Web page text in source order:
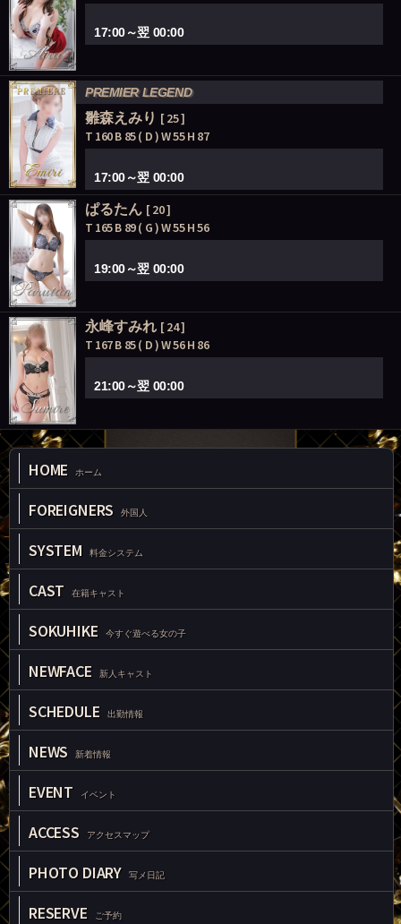
17:00～翌 00:00
PREMIER LEGEND
雛森えみり [ 25 ]
T 160 B 85 ( D ) W 55 H 87
17:00～翌 00:00
ぱるたん [ 20 ]
T 165 B 89 ( G ) W 55 H 56
19:00～翌 00:00
永峰すみれ [ 24 ]
T 167 B 85 ( D ) W 56 H 86
21:00～翌 00:00
HOME ホーム
FOREIGNERS 外国人
SYSTEM 料金システム
CAST 在籍キャスト
SOKUHIKE 今すぐ遊べる女の子
NEWFACE 新人キャスト
SCHEDULE 出勤情報
NEWS 新着情報
EVENT イベント
ACCESS アクセスマップ
PHOTO DIARY 写メ日記
RESERVE ご予約